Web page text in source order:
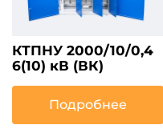
КТПНУ 2000/10/0,4
6(10) кВ (ВК)
Подробнее